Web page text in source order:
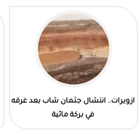
ازويرات.. انتشال جثمان شاب بعد غرقه
في بركة مائية